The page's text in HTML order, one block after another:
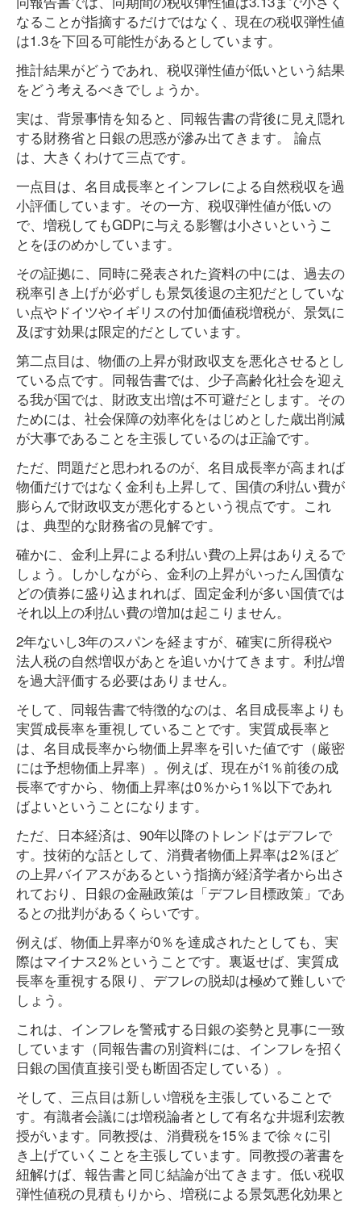
なることが指摘するだけではなく、現在の税収弾性値
は1.3を下回る可能性があるとしています。
推計結果がどうであれ、税収弾性値が低いという結果
をどう考えるべきでしょうか。
実は、背景事情を知ると、同報告書の背後に見え隠れ
する財務省と日銀の思惑が滲み出てきます。 論点
は、大きくわけて三点です。
一点目は、名目成長率とインフレによる自然税収を過
小評価しています。その一方、税収弾性値が低いの
で、増税してもGDPに与える影響は小さいというこ
とをほのめかしています。
その証拠に、同時に発表された資料の中には、過去の
税率引き上げが必ずしも景気後退の主犯だとしていな
い点やドイツやイギリスの付加価値税増税が、景気に
及ぼす効果は限定的だとしています。
第二点目は、物価の上昇が財政収支を悪化させるとし
ている点です。同報告書では、少子高齢化社会を迎え
る我が国では、財政支出増は不可避だとします。その
ためには、社会保障の効率化をはじめとした歳出削減
が大事であることを主張しているのは正論です。
ただ、問題だと思われるのが、名目成長率が高まれば
物価だけではなく金利も上昇して、国債の利払い費が
膨らんで財政収支が悪化するという視点です。これ
は、典型的な財務省の見解です。
確かに、金利上昇による利払い費の上昇はありえるで
しょう。しかしながら、金利の上昇がいったん国債な
どの債券に盛り込まれれば、固定金利が多い国債では
それ以上の利払い費の増加は起こりません。
2年ないし3年のスパンを経ますが、確実に所得税や
法人税の自然増収があとを追いかけてきます。利払増
を過大評価する必要はありません。
そして、同報告書で特徴的なのは、名目成長率よりも
実質成長率を重視していることです。実質成長率と
は、名目成長率から物価上昇率を引いた値です（厳密
には予想物価上昇率）。例えば、現在が1％前後の成
長率ですから、物価上昇率は0％から1％以下であれ
ばよいということになります。
ただ、日本経済は、90年以降のトレンドはデフレで
す。技術的な話として、消費者物価上昇率は2％ほど
の上昇バイアスがあるという指摘が経済学者から出さ
れており、日銀の金融政策は「デフレ目標政策」であ
るとの批判があるくらいです。
例えば、物価上昇率が0％を達成されたとしても、実
際はマイナス2％ということです。裏返せば、実質成
長率を重視する限り、デフレの脱却は極めて難しいで
しょう。
これは、インフレを警戒する日銀の姿勢と見事に一致
しています（同報告書の別資料には、インフレを招く
日銀の国債直接引受も断固否定している）。
そして、三点目は新しい増税を主張していることで
す。有識者会議には増税論者として有名な井堀利宏教
授がいます。同教授は、消費税を15％まで徐々に引
き上げていくことを主張しています。同教授の著書を
紐解けば、報告書と同じ結論が出てきます。低い税収
弾性値税の見積もりから、増税による景気悪化効果と